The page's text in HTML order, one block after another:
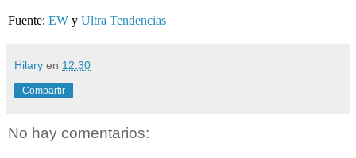
Fuente: EW y Ultra Tendencias
Hilary en 12:30
Compartir
No hay comentarios: